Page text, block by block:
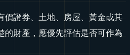
價證券、土地、房屋、黃金或其
的財產，應優先評估是否可作為